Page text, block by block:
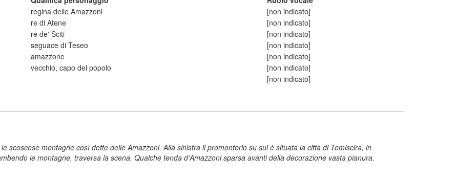
regina delle Amazzoni
[non indicato]
re di Atene
[non indicato]
re de' Sciti
[non indicato]
seguace di Teseo
[non indicato]
amazzone
[non indicato]
vecchio, capo del popolo
[non indicato]
[non indicato]
scoscese montagne così dette delle Amazzoni. Alla sinistra il promontorio su sui è situata la città di Temiscira, in
le montagne, traversa la scena. Qualche tenda d'Amazzoni sparsa avanti della decorazione vasta pianura.